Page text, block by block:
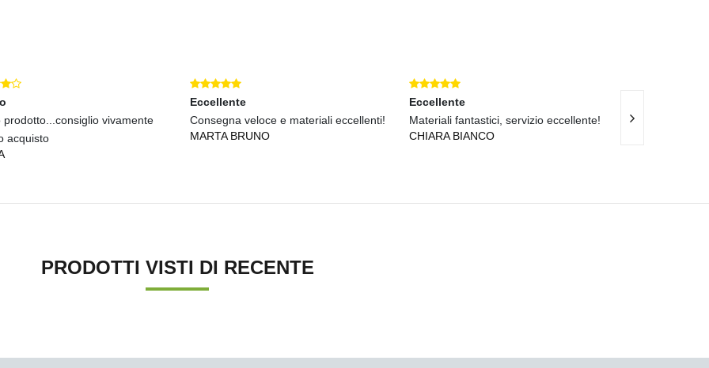
prodotto...consiglio vivamente
acquisto
Eccellente
Consegna veloce e materiali eccellenti!
MARTA BRUNO
Eccellente
Materiali fantastici, servizio eccellente!
CHIARA BIANCO
Materiali
PRODOTTI VISTI DI RECENTE